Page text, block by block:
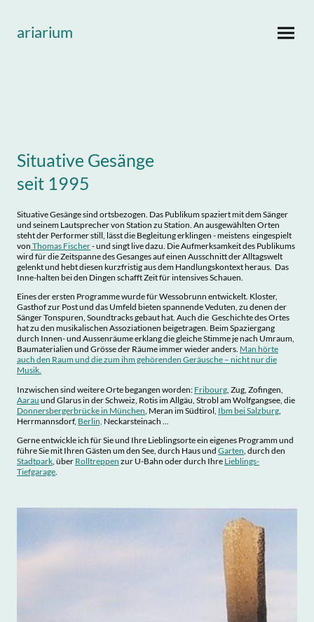
ariarium
Situative Gesänge
seit 1995
Situative Gesänge sind ortsbezogen. Das Publikum spaziert mit dem Sänger
und seinem Lautsprecher von Station zu Station. An ausgewählten Orten
steht der Performer still, lässt die Begleitung erklingen - meistens eingespielt
von Thomas Fischer- und singt live dazu. Die Aufmerksamkeit des Publikums
wird für die Zeitspanne des Gesanges auf einen Ausschnitt der Alltagswelt
gelenkt und hebt diesen kurzfristig aus dem Handlungskontext heraus. Das
Inne-halten bei den Dingen schafft Zeit für intensives Schauen.
Eines der ersten Programme wurde für Wessobrunn entwickelt. Kloster,
Gasthof zur Post und das Umfeld bieten spannende Veduten, zu denen der
Sänger Tonspuren, Soundtracks gebaut hat. Auch die Geschichte des Ortes
hat zu den musikalischen Assoziationen beigetragen. Beim Spaziergang
durch Innen- und Aussenräume erklang die gleiche Stimme je nach Umraum,
Baumaterialien und Grösse der Räume immer wieder anders. Man hörte
auch den Raum und die zum ihm gehörenden Geräusche – nicht nur die
Musik.
Inzwischen sind weitere Orte begangen worden: Fribourg , Zug, Zofingen,
Aarau und Glarus in der Schweiz, Rotis im Allgäu, Strobl am Wolfgangsee, die
Donnersbergerbrücke in München , Meran im Südtirol, Ibm bei Salzburg
Herrmannsdorf, Berlin, Neckarsteinach ...
Gerne entwickle ich für Sie und Ihre Lieblingsorte ein eigenes Programm und
führe Sie mit Ihren Gästen um den See, durch Haus und Garten , durch den
Stadtpark , über Rolltreppen zur U-Bahn oder durch Ihre Lieblings-
Tiefgarage